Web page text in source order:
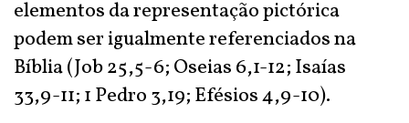
elementos da representação pictórica
podem ser igualmente referenciados na
Bíblia (Job 25,5-6; Oseias 6,1-12; Isaías
33,9-11; 1 Pedro 3,19; Efésios 4,9-10).